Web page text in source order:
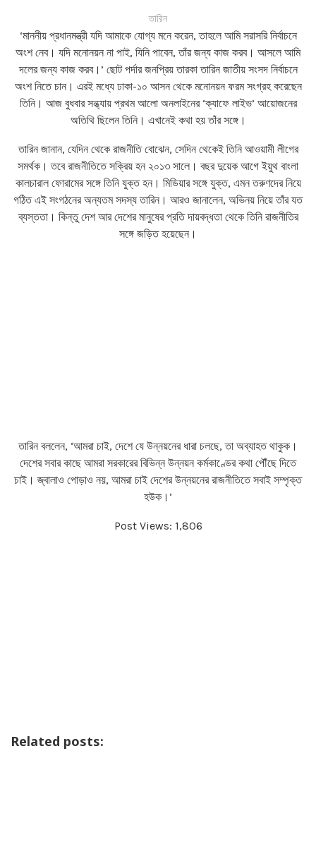
তারিন
‘মাননীয় প্রধানমন্ত্রী যদি আমাকে যোগ্য মনে করেন, তাহলে আমি সরাসরি নির্বাচনে
অংশ নেব। যদি মনোনয়ন না পাই, যিনি পাবেন, তাঁর জন্য কাজ করব। আসলে আমি
দলের জন্য কাজ করব।’ ছোট পর্দার জনপ্রিয় তারকা তারিন জাতীয় সংসদ নির্বাচনে
অংশ নিতে চান। এরই মধ্যে ঢাকা-১০ আসন থেকে মনোনয়ন ফরম সংগ্রহ করেছেন
তিনি। আজ বুধবার সন্ধ্যায় প্রথম আলো অনলাইনের ‘ক্যাফে লাইভ’ আয়োজনের
অতিথি ছিলেন তিনি। এখানেই কথা হয় তাঁর সঙ্গে।
তারিন জানান, যেদিন থেকে রাজনীতি বোঝেন, সেদিন থেকেই তিনি আওয়ামী লীগের
সমর্থক। তবে রাজনীতিতে সক্রিয় হন ২০১৩ সালে। বছর দুয়েক আগে ইয়ুথ বাংলা
কালচারাল ফোরামের সঙ্গে তিনি যুক্ত হন। মিডিয়ার সঙ্গে যুক্ত, এমন তরুণদের নিয়ে
গঠিত এই সংগঠনের অন্যতম সদস্য তারিন। আরও জানালেন, অভিনয় নিয়ে তাঁর যত
ব্যস্ততা। কিন্তু দেশ আর দেশের মানুষের প্রতি দায়বদ্ধতা থেকে তিনি রাজনীতির
সঙ্গে জড়িত হয়েছেন।
তারিন বললেন, ‘আমরা চাই, দেশে যে উন্নয়নের ধারা চলছে, তা অব্যাহত থাকুক।
দেশের সবার কাছে আমরা সরকারের বিভিন্ন উন্নয়ন কর্মকাণ্ডের কথা পৌঁছে দিতে
চাই। জ্বালাও পোড়াও নয়, আমরা চাই দেশের উন্নয়নের রাজনীতিতে সবাই সম্পৃক্ত
হউক।’
Post Views: 1,806
Related posts: